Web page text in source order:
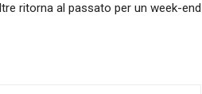
ritorna al passato per un week-end